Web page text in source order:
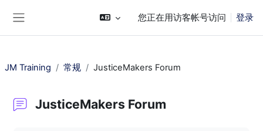
您正在用访客帐号访问 登录
JM Training 常规 JusticeMakers Forum
JusticeMakers Forum